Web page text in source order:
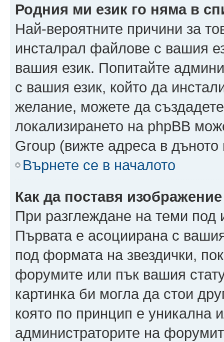
Родния ми език го няма в
Най-вероятните причини за
инсталрал файлове с вашия
вашия език. Попитайте
с вашия език, който да
желание, можете да
локализирането на phpBB
Group (вижте адреса в дъното
Върнете се в началото
Как да поставя
При разглеждане на теми под
Първата е асоциирана с
под формата на звездички,
форумите или пък вашия
картинка би могла да стои
която по принцип е уникална
администраторите на